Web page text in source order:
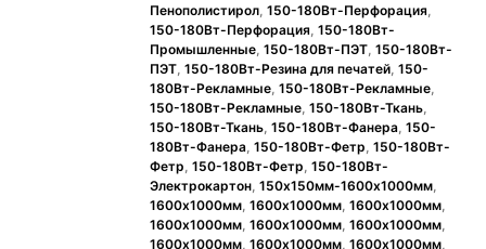
Пенополистирол 150-180Вт-Перфорация
150-180Вт-Перфорация 150-180Вт-
Промышленные 150-180Вт-ПЭТ 150-180Вт-
ПЭТ 150-180Вт-Резина для печатей 150-
180Вт-Рекламные 150-180Вт-Рекламные
150-180Вт-Рекламные 150-180Вт-Ткань
150-180Вт-Ткань 150-180Вт-Фанера 150-
180Вт-Фанера 150-180Вт-Фетр 150-180Вт-
Фетр 150-180Вт-Фетр 150-180Вт-
Электрокартон 150х150мм-1600x1000мм
1600x1000мм 1600x1000мм 1600x1000мм
1600x1000мм 1600x1000мм 1600x1000мм
1600x1000мм 1600x1000мм 1600x1000мм